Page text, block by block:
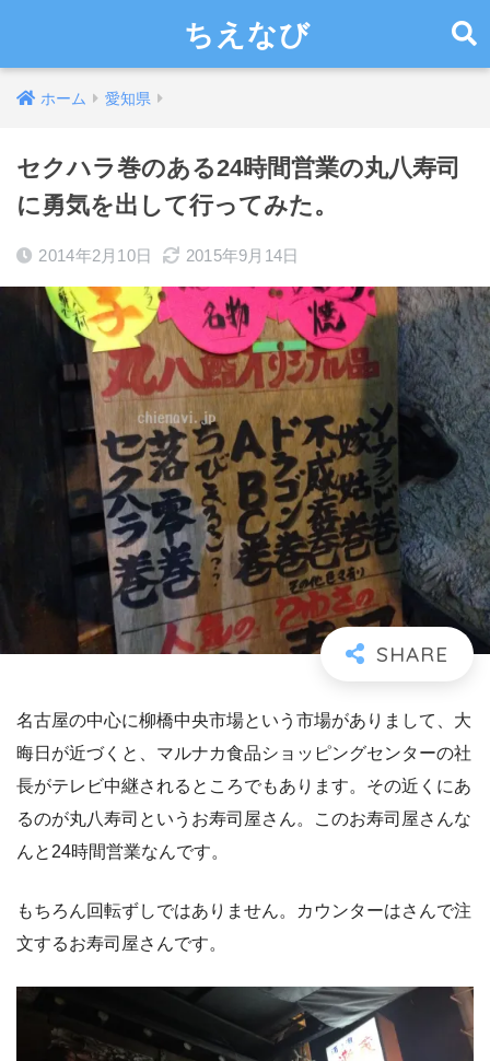
ちえなび
ホーム 愛知県
セクハラ巻のある24時間営業の丸八寿司
に勇気を出して行ってみた。
2014年2月10日 2015年9月14日
名古屋の中心に柳橋中央市場という市場がありまして、大
晦日が近づくと、マルナカ食品ショッピングセンターの社
長がテレビ中継されるところでもあります。その近くにあ
るのが丸八寿司というお寿司屋さん。このお寿司屋さんな
んと24時間営業なんです。
もちろん回転ずしではありません。カウンターはさんで注
文するお寿司屋さんです。